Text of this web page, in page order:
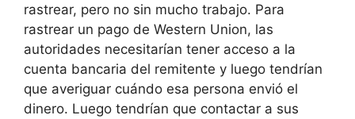
rastrear, pero no sin mucho trabajo. Para
rastrear un pago de Western Union, las
autoridades necesitarían tener acceso a la
cuenta bancaria del remitente y luego tendrían
que averiguar cuándo esa persona envió el
dinero. Luego tendrían que contactar a sus